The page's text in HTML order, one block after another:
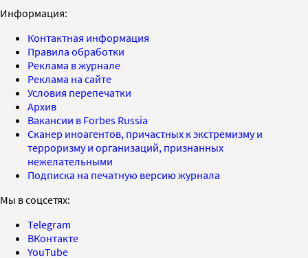
Информация:
Контактная информация
Правила обработки
Реклама в журнале
Реклама на сайте
Условия перепечатки
Архив
Вакансии в Forbes Russia
Сканер иноагентов, причастных к экстремизму и
терроризму и организаций, признанных
нежелательными
Подписка на печатную версию журнала
Мы в соцсетях:
Telegram
ВКонтакте
YouTube